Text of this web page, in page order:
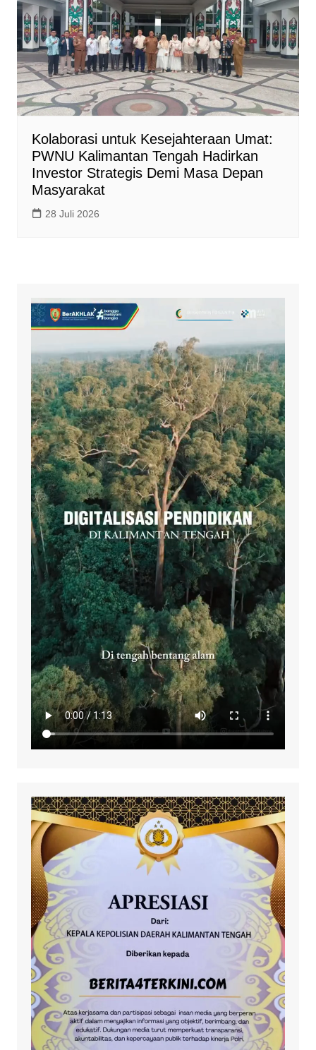
Kolaborasi untuk Kesejahteraan Umat:
PWNU Kalimantan Tengah Hadirkan
Investor Strategis Demi Masa Depan
Masyarakat
28 Juli 2026